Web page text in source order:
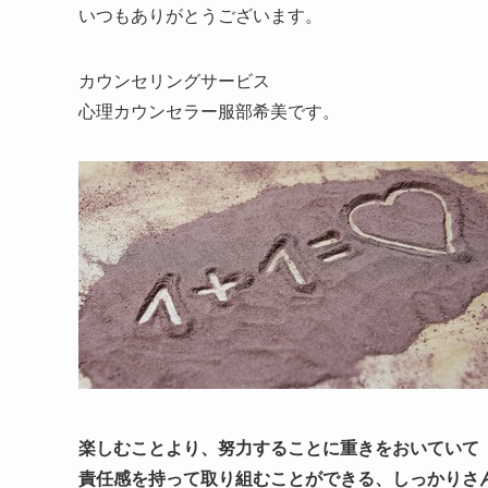
いつもありがとうございます。
カウンセリングサービス
心理カウンセラー服部希美です。
楽しむことより、努力することに重きをおいていて
責任感を持って取り組むことができる、しっかりさ